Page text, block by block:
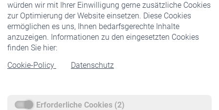
würden wir mit Ihrer Einwilligung gerne zusätzliche Cookies
zur Optimierung der Website einsetzen. Diese Cookies
ermöglichen es uns, Ihnen bedarfsgerechte Inhalte
anzuzeigen. Informationen zu den eingesetzten Cookies
finden Sie hier:
Cookie-Policy
Datenschutz
Erforderliche Cookies (2)
Veranstaltungen
Rentner
Rentenbeginn
Rente beantragen